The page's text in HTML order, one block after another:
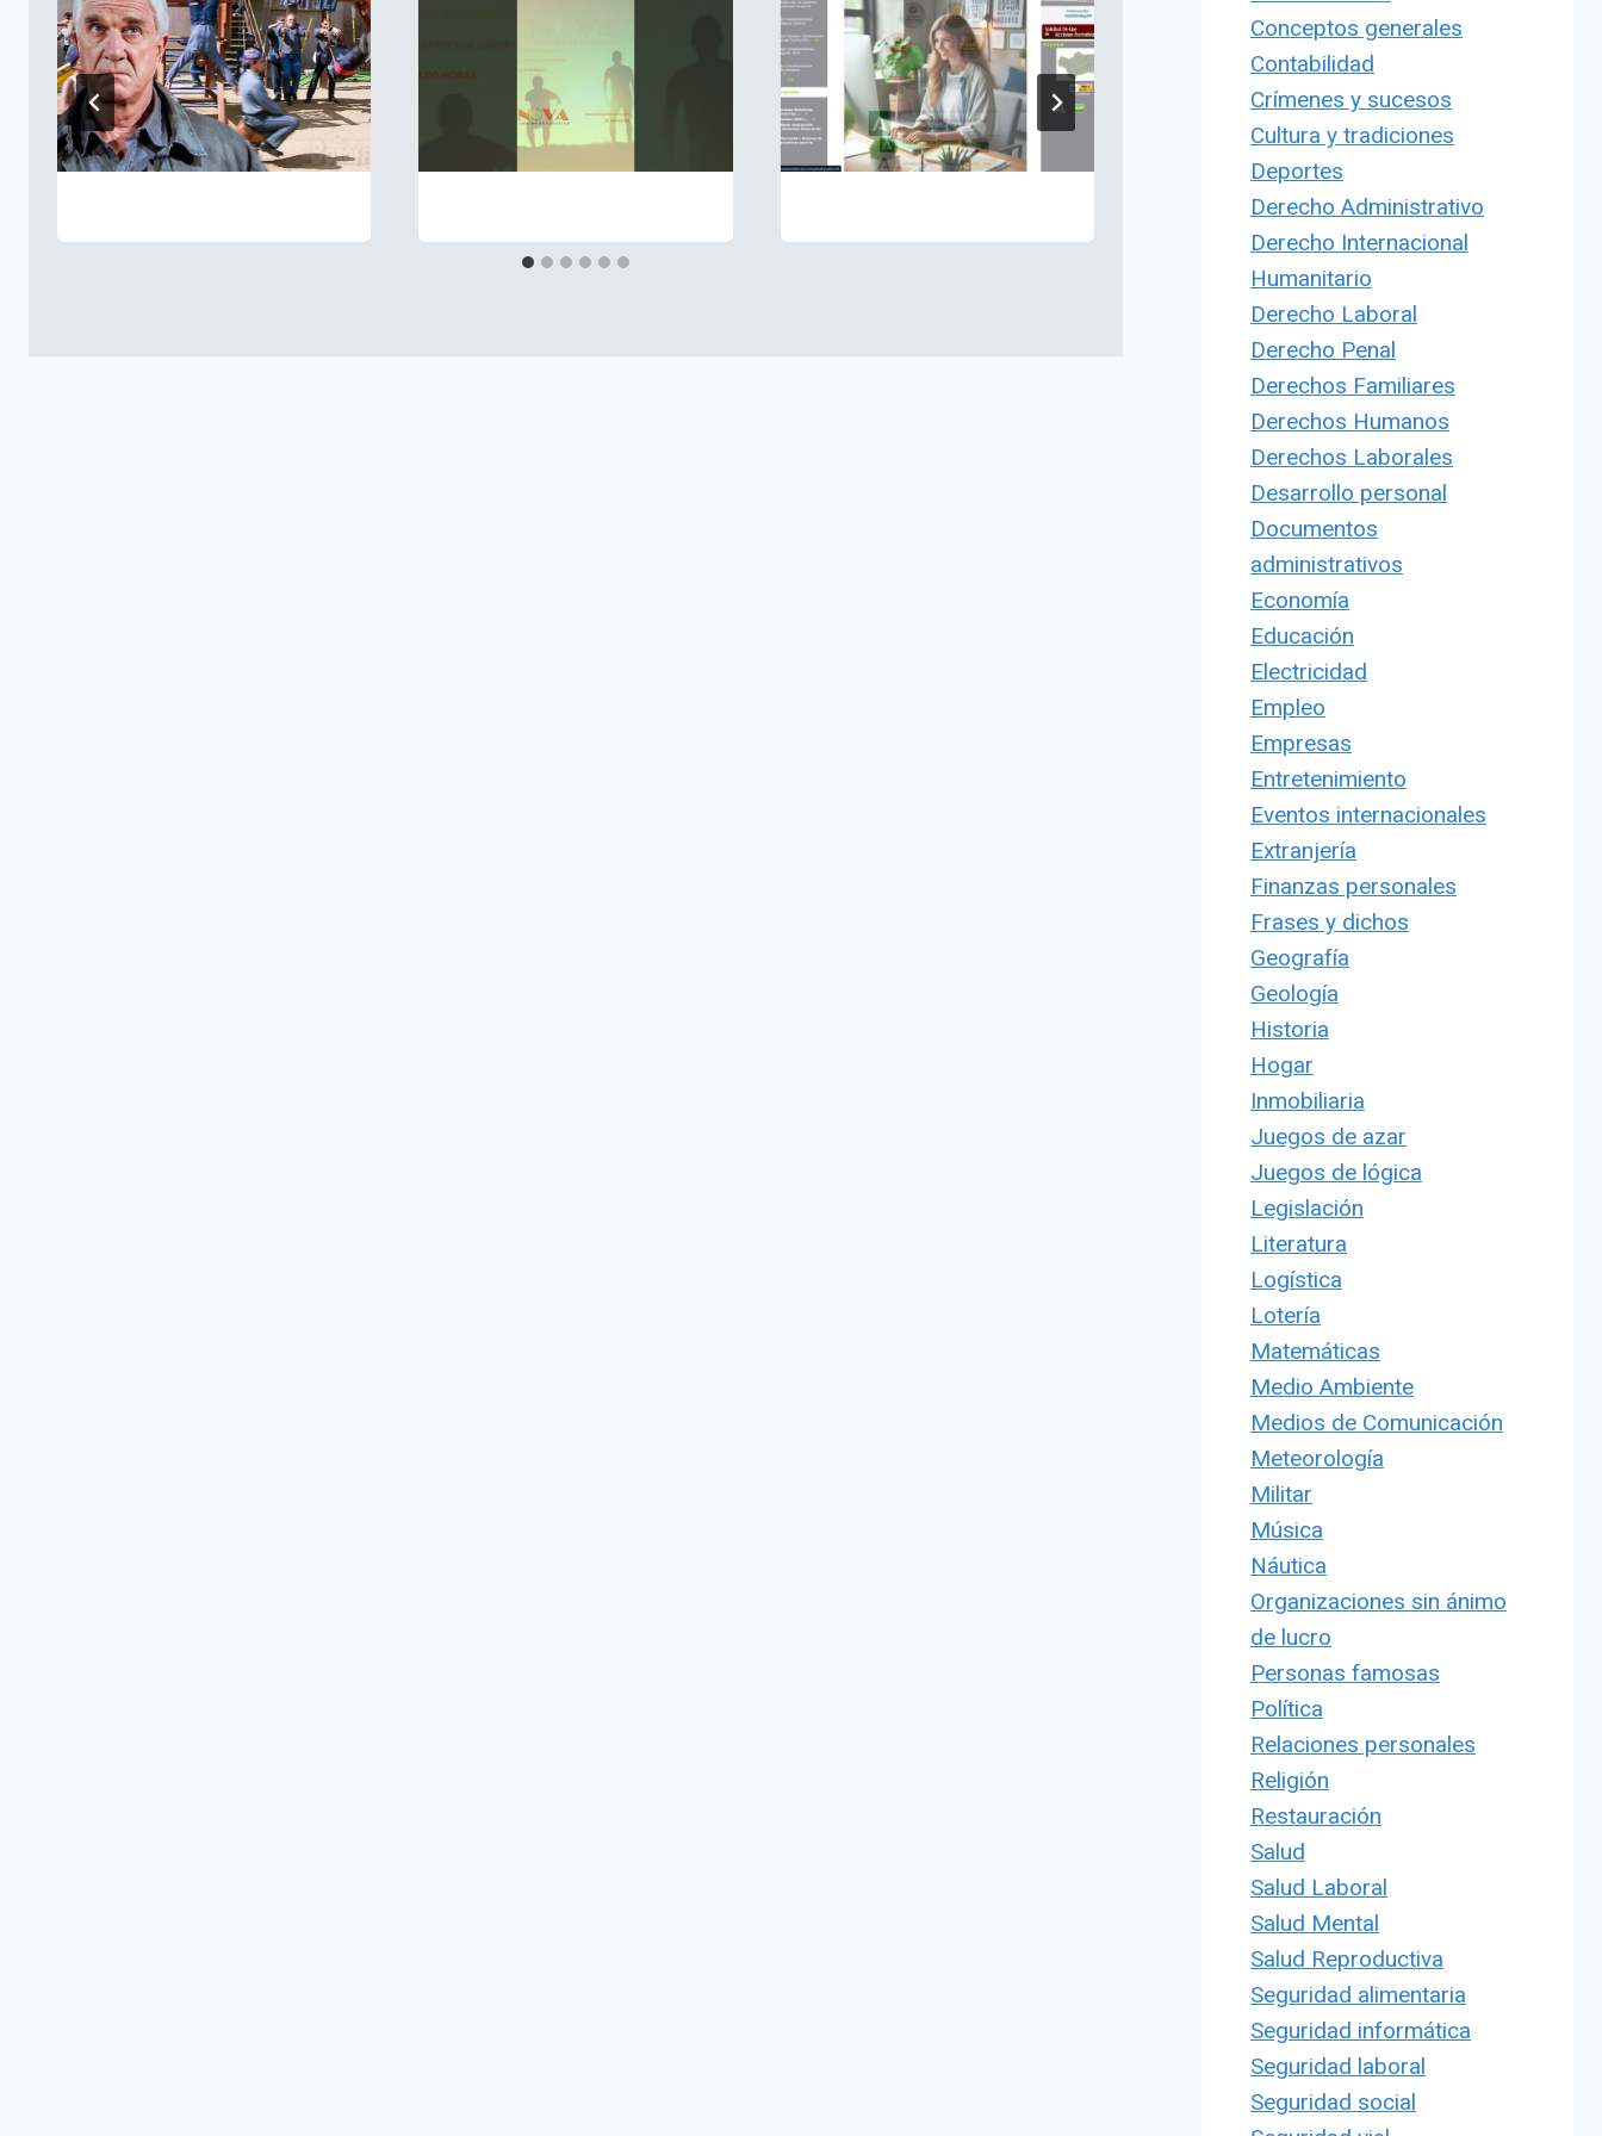
Conceptos generales
Contabilidad
Crímenes y sucesos
Cultura y tradiciones
Deportes
Derecho Administrativo
Derecho Internacional
Humanitario
Derecho Laboral
Derecho Penal
Derechos Familiares
Derechos Humanos
Derechos Laborales
Desarrollo personal
Documentos
administrativos
Economía
Educación
Electricidad
Empleo
Empresas
Entretenimiento
Eventos internacionales
Extranjería
Finanzas personales
Frases y dichos
Geografía
Geología
Historia
Hogar
Inmobiliaria
Juegos de azar
Juegos de lógica
Legislación
Literatura
Logística
Lotería
Matemáticas
Medio Ambiente
Medios de Comunicación
Meteorología
Militar
Música
Náutica
Organizaciones sin ánimo
de lucro
Personas famosas
Política
Relaciones personales
Religión
Restauración
Salud
Salud Laboral
Salud Mental
Salud Reproductiva
Seguridad alimentaria
Seguridad informática
Seguridad laboral
Seguridad social